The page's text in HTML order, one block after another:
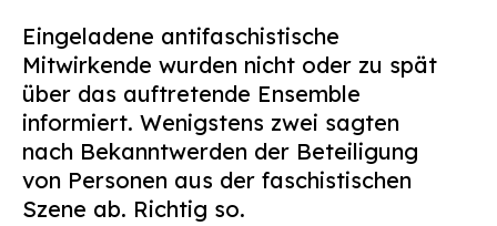
Eingeladene antifaschistische
Mitwirkende wurden nicht oder zu spät
über das auftretende Ensemble
informiert. Wenigstens zwei sagten
nach Bekanntwerden der Beteiligung
von Personen aus der faschistischen
Szene ab. Richtig so.